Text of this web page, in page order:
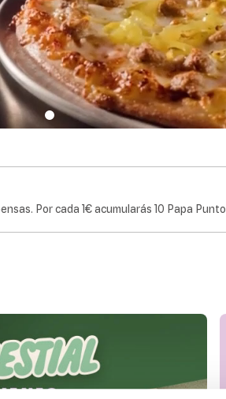
Por cada 1€ acumularás 10 Papa